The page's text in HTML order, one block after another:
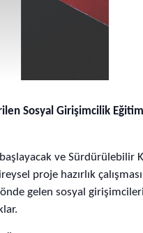
Sosyal Girişimcilik
ve
proje hazırlık
önde gelen sosyal